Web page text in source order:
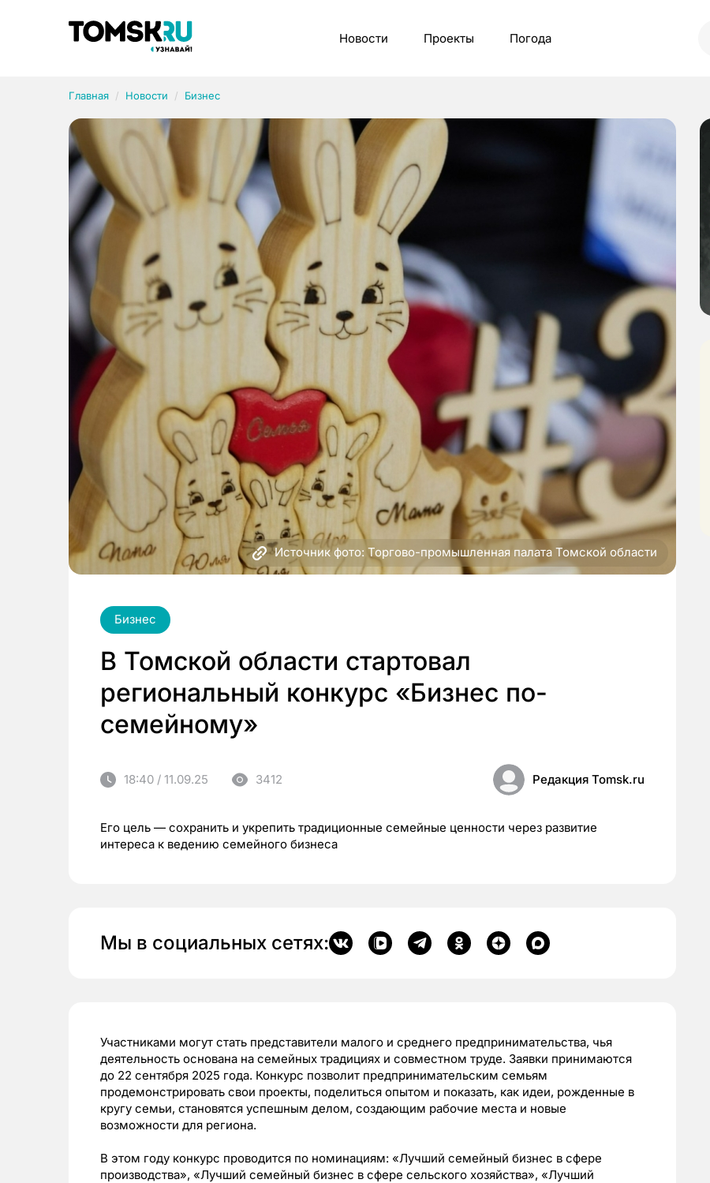
Новости Проекты Погода
Главная Новости Бизнес
Источник фото: Торгово-промышленная палата Томской области
Бизнес
В Томской области стартовал
региональный конкурс «Бизнес по-
семейному»
18:40 / 11.09.25 3412 Редакция Tomsk.ru
Его цель — сохранить и укрепить традиционные семейные ценности через развитие
интереса к ведению семейного бизнеса
Мы в социальных сетях:
Участниками могут стать представители малого и среднего предпринимательства, чья
деятельность основана на семейных традициях и совместном труде. Заявки принимаются
до 22 сентября 2025 года. Конкурс позволит предпринимательским семьям
продемонстрировать свои проекты, поделиться опытом и показать, как идеи, рожденные в
кругу семьи, становятся успешным делом, создающим рабочие места и новые
возможности для региона.
В этом году конкурс проводится по номинациям: «Лучший семейный бизнес в сфере
производства», «Лучший семейный бизнес в сфере сельского хозяйства», «Лучший
Рубрики